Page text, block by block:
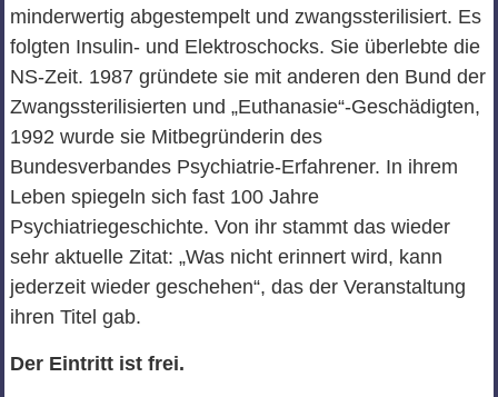
minderwertig abgestempelt und zwangssterilisiert. Es
folgten Insulin- und Elektroschocks. Sie überlebte die
NS-Zeit. 1987 gründete sie mit anderen den Bund der
Zwangssterilisierten und „Euthanasie“-Geschädigten,
1992 wurde sie Mitbegründerin des
Bundesverbandes Psychiatrie-Erfahrener. In ihrem
Leben spiegeln sich fast 100 Jahre
Psychiatriegeschichte. Von ihr stammt das wieder
sehr aktuelle Zitat: „Was nicht erinnert wird, kann
jederzeit wieder geschehen“, das der Veranstaltung
ihren Titel gab.
Der Eintritt ist frei.